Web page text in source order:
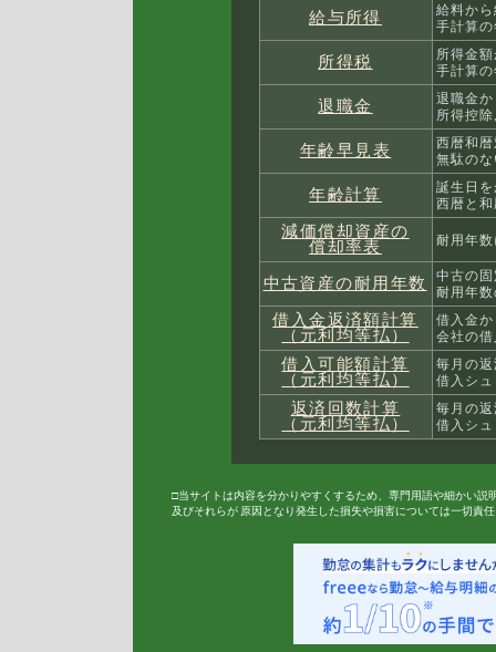
給与所得
給料か
手計算
所得税
所得金
手計算
退職金
退職金
所得控
年齢早見表
西暦和
無駄の
年齢計算
誕生日
西暦と
減価償却資産の
償却率表
耐用年
中古資産の耐用年数
中古の
耐用年
借入金返済額計算
（元利均等払）
借入金
会社の
借入可能額計算
（元利均等払）
毎月の
借入シ
返済回数計算
（元利均等払）
毎月の
借入シ
□当サイトは内容を分かりやすくするため、専門用語や細かい
及びそれらが 原因となり発生した損失や損害については一切責